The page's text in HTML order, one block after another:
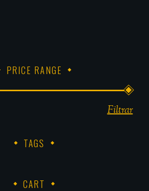
PRICE RANGE
Filtrar
TAGS
CART